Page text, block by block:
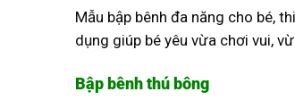
Mẫu bập bênh đa năng cho bé,
dụng giúp bé yêu vừa chơi vui,
Bập bênh thú bông